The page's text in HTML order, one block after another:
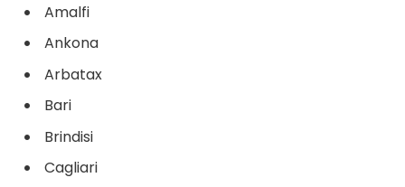
Amalfi
Ankona
Arbatax
Bari
Brindisi
Cagliari